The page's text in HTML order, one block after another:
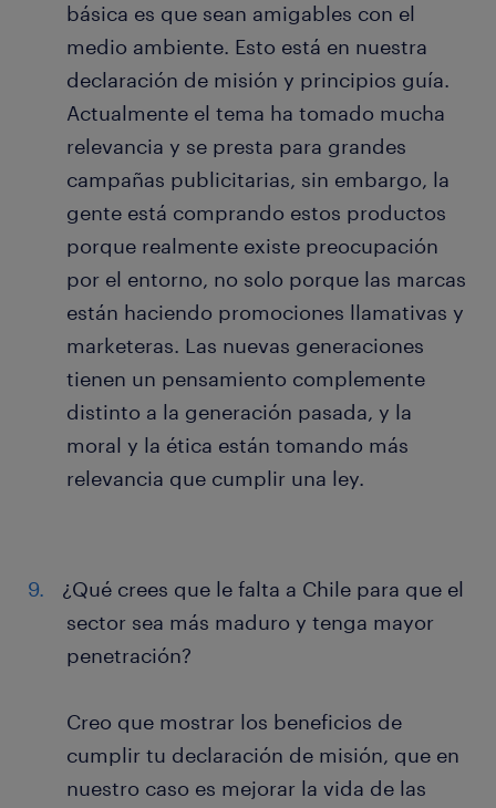
básica es que sean amigables con el
medio ambiente. Esto está en nuestra
declaración de misión y principios guía.
Actualmente el tema ha tomado mucha
relevancia y se presta para grandes
campañas publicitarias, sin embargo, la
gente está comprando estos productos
porque realmente existe preocupación
por el entorno, no solo porque las marcas
están haciendo promociones llamativas y
marketeras. Las nuevas generaciones
tienen un pensamiento complemente
distinto a la generación pasada, y la
moral y la ética están tomando más
relevancia que cumplir una ley.
¿Qué crees que le falta a Chile para que el
sector sea más maduro y tenga mayor
penetración?
Creo que mostrar los beneficios de
cumplir tu declaración de misión, que en
nuestro caso es mejorar la vida de las